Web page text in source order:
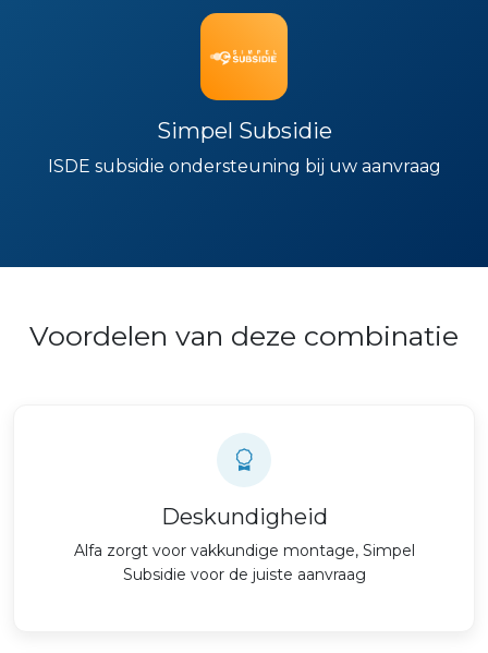
Simpel Subsidie
ISDE subsidie ondersteuning bij uw aanvraag
Voordelen van deze combinatie
Deskundigheid
Alfa zorgt voor vakkundige montage, Simpel
Subsidie voor de juiste aanvraag